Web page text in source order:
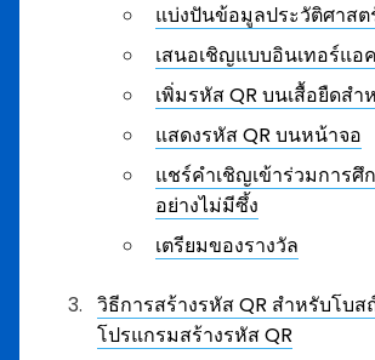
แบ่งปันข้อมูลประวัติศาสต
เสนอเชิญแบบอินเทอร์แอ
เพิ่มรหัส QR บนเสื้อยืดส
แสดงรหัส QR บนหน้าจอ
แชร์คำเชิญเข้าร่วมการศึ
อย่างไม่มีซึ้ง
เตรียมของรางวัล
วิธีการสร้างรหัส QR สำหรับโบส
โปรแกรมสร้างรหัส QR